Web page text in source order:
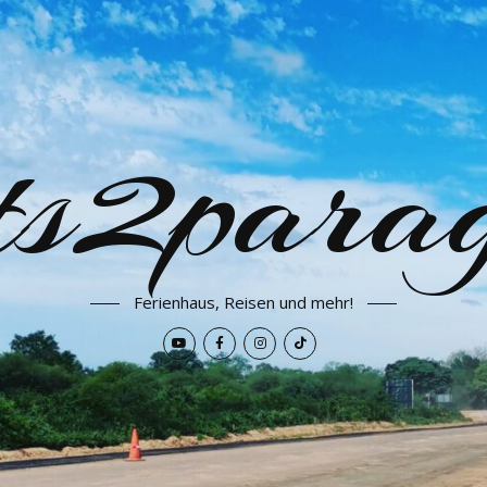
Ferienhaus, Reisen und mehr!